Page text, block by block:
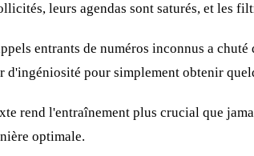
leurs agendas sont saturés, et les
entrants de numéros inconnus a
d'ingéniosité pour simplement obtenir
rend l'entraînement plus crucial que
optimale.